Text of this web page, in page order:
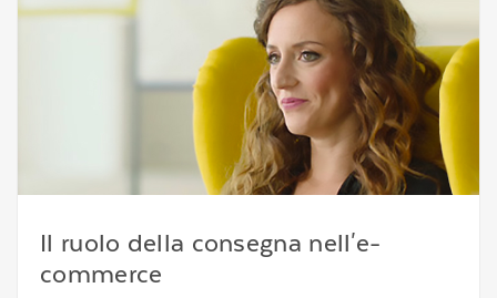
Il ruolo della consegna nell'e-
commerce